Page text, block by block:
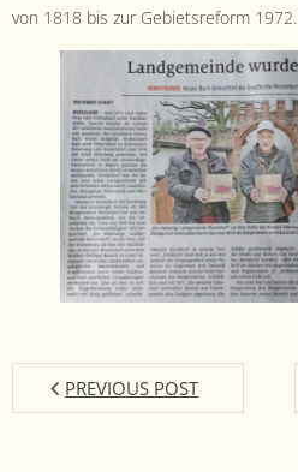
- Mitglied werden
- Flyer
- Kontakt
von 1818 bis zur Gebi­et­sre­form 1972.
PREVIOUS POST